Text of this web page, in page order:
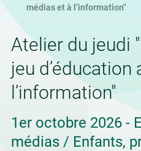
médias et à l’information"
Atelier du jeudi
jeu
l’information"
1er octobre 2026 -
médias / Enfants,